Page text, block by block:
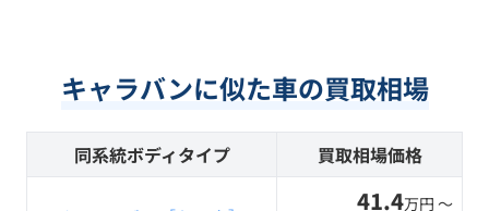
キャラバンに似た車の買取相場
同系統ボディタイプ 買取相場価格
41.4万円 〜